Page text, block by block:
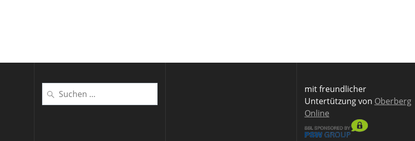
Suchen
nach:
mit freundlicher
Untertützung von Oberberg
Online